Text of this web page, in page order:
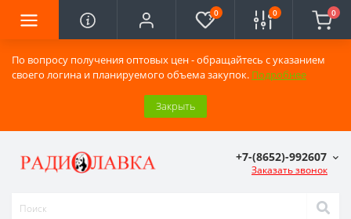
По вопросу получения оптовых цен - обращайтесь с указанием
своего логина и планируемого объема закупок. Подробнее
Закрыть
0 0 0
+7-(8652)-992607
Заказать звонок